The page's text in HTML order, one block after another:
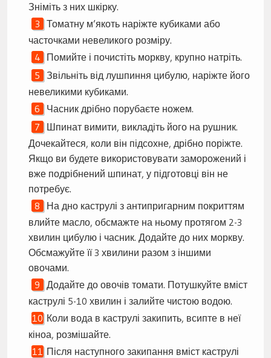
Зніміть з них шкірку.
Томатну м’якоть наріжте кубиками або
часточками невеликого розміру.
Помийте і почистіть моркву, крупно натріть.
Звільніть від лушпиння цибулю, наріжте його
невеликими кубиками.
Часник дрібно порубаєте ножем.
Шпинат вимити, викладіть його на рушник.
Дочекайтеся, коли він підсохне, дрібно поріжте.
Якщо ви будете використовувати заморожений і
вже подрібнений шпинат, у підготовці він не
потребує.
На дно каструлі з антипригарним покриттям
влийте масло, обсмажте на ньому протягом 2-3
хвилин цибулю і часник. Додайте до них моркву.
Обсмажуйте її 3 хвилини разом з іншими
овочами.
Додайте до овочів томати. Потушкуйте вміст
каструлі 5-10 хвилин і залийте чистою водою.
Коли вода в каструлі закипить, всипте в неї
кіноа, розмішайте.
Після наступного закипання вміст каструлі